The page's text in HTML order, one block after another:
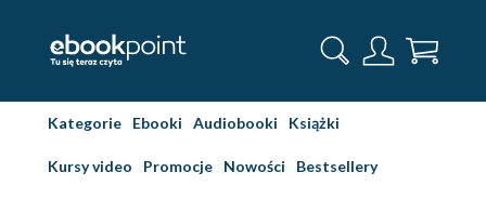
Kategorie Ebooki Audiobooki Książki
Kursy video Promocje Nowości Bestsellery